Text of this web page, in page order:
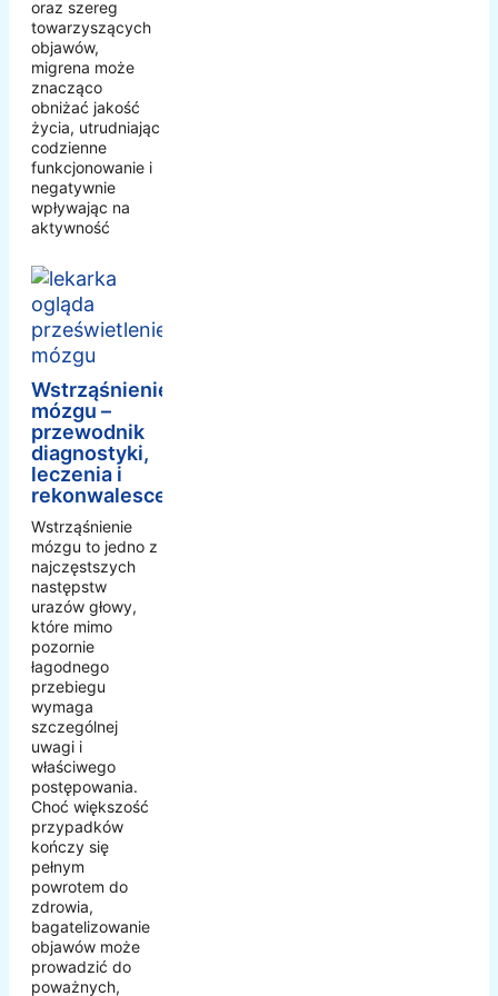
oraz szereg
towarzyszących
objawów,
migrena może
znacząco
obniżać jakość
życia, utrudniając
codzienne
funkcjonowanie i
negatywnie
wpływając na
aktywność
Wstrząśnienie
mózgu –
przewodnik
diagnostyki,
leczenia i
rekonwalescencji
Wstrząśnienie
mózgu to jedno z
najczęstszych
następstw
urazów głowy,
które mimo
pozornie
łagodnego
przebiegu
wymaga
szczególnej
uwagi i
właściwego
postępowania.
Choć większość
przypadków
kończy się
pełnym
powrotem do
zdrowia,
bagatelizowanie
objawów może
prowadzić do
poważnych,